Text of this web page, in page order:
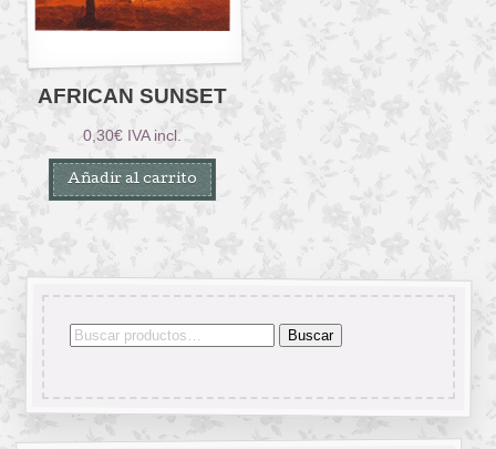
AFRICAN SUNSET
0,30€ IVA incl.
Añadir al carrito
Buscar
Buscar